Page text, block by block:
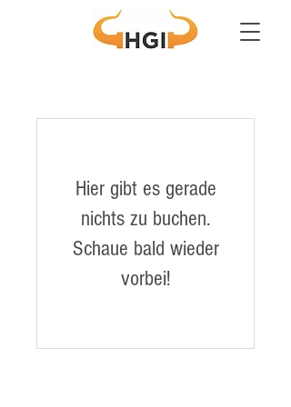
Hier gibt es gerade
nichts zu buchen.
Schaue bald wieder
vorbei!